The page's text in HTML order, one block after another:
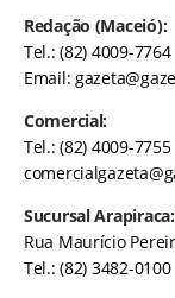
Redação (Maceió):
Tel.: (82) 4009-7764
Email:
Comercial:
Tel.: (82) 4009-7755
Sucursal Arapiraca:
Rua Maurício
Tel.: (82) 3482-0100